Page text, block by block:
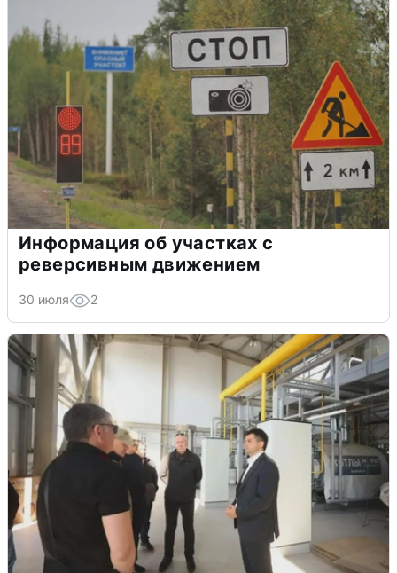
Информация об участках с
реверсивным движением
30 июля 2